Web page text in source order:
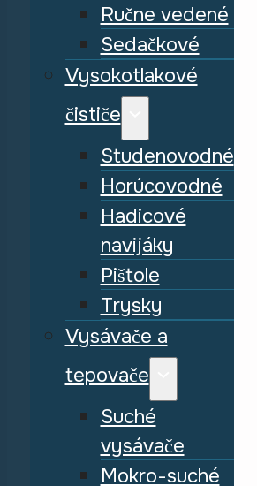
Ručne vedené
Sedačkové
Vysokotlakové
čističe
Studenovodné
Horúcovodné
Hadicové
navijáky
Pištole
Trysky
Vysávače a
tepovače
Suché
vysávače
Mokro-suché